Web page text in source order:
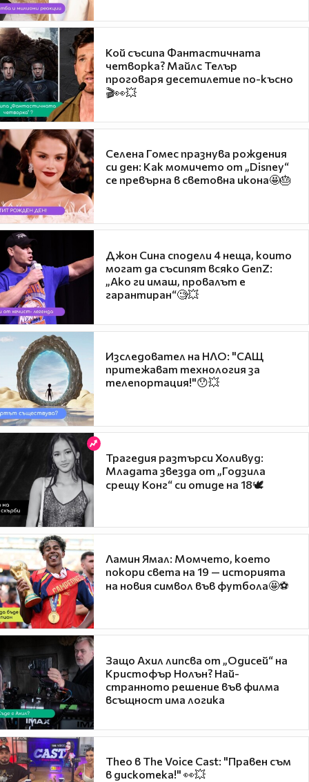
Кой съсипа Фантастичната
четворка? Майлс Телър
проговаря десетилетие по-късно
🎬👀💥
Селена Гомес празнува рождения
си ден: Как момичето от „Disney“
се превърна в световна икона🤩🎂
Джон Сина сподели 4 неща, които
могат да съсипят всяко GenZ:
„Ако ги имаш, провалът е
гарантиран“🧐💥
Изследовател на НЛО: "САЩ
притежават технология за
телепортация!"😯💥
Трагедия разтърси Холивуд:
Младата звезда от „Годзила
срещу Конг“ си отиде на 18🕊️
Ламин Ямал: Момчето, което
покори света на 19 — историята
на новия символ във футбола🤩⚽
Защо Ахил липсва от „Одисей“ на
Кристофър Нолън? Най-
странното решение във филма
всъщност има логика
Theo в The Voice Cast: "Правен съм
в дискотека!" 👀💥